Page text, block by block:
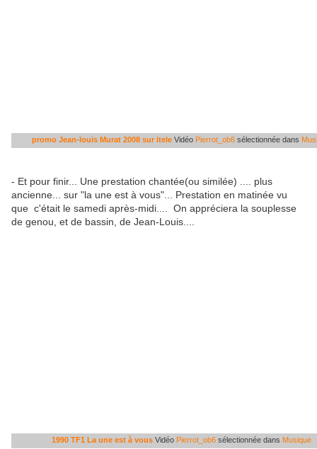
promo Jean-louis Murat 2008 sur itele Vidéo Pierrot_ob6 sélectionnée dans
- Et pour finir... Une prestation chantée(ou similée) .... plus
ancienne... sur "la une est à vous"... Prestation en matinée vu
que c'était le samedi après-midi.... On appréciera la souplesse
de genou, et de bassin, de Jean-Louis....
1990 TF1 La une est à vousVidéo Pierrot_ob6sélectionnée dans Musique